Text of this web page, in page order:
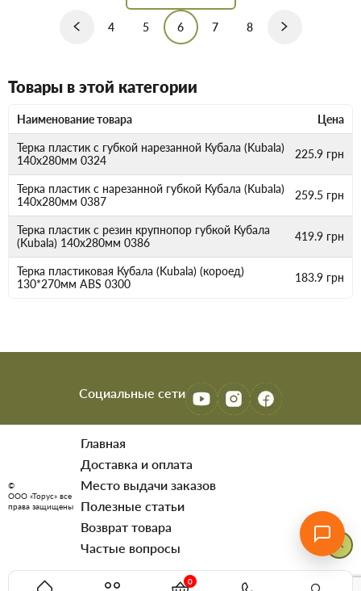
0
4 5 6 7 8
Товары в этой категории
Наименование товара Цена
Терка пластик с губкой нарезанной Кубала (Kubala)
140х280мм 0324
225.9 грн
Терка пластик с нарезанной губкой Кубала (Kubala)
140х280мм 0387
259.5 грн
Терка пластик с резин крупнопор губкой Кубала
(Kubala) 140х280мм 0386
419.9 грн
Терка пластиковая Кубала (Kubala) (короед)
130*270мм ABS 0300
183.9 грн
Социальные сети
©
ООО «Торус» все
права защищены
Главная
Доставка и оплата
Место выдачи заказов
Полезные статьи
Возврат товара
Частые вопросы